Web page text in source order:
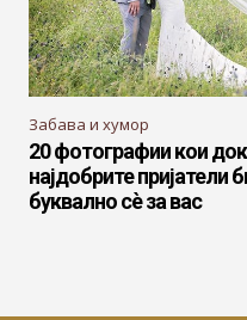
Забава и хумор
20 фотографии кои
најдобрите пријатели
буквално сè за вас